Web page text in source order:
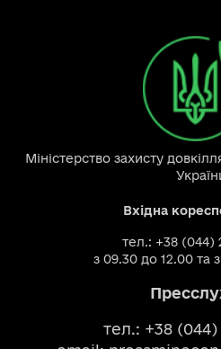
Міністерство захисту
Вхідна
тел.: +38 (044)
з 09.30 до 12.00 та
тел.: +38